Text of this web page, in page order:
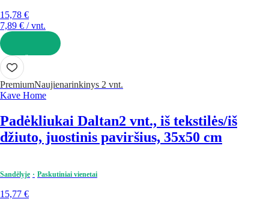
15,78 €
7,89 € / vnt.
Į KREPŠELĮ
PremiumNaujienarinkinys 2 vnt.
Kave Home
Padėkliukai Daltan2 vnt., iš tekstilės/iš
džiuto, juostinis paviršius, 35x50 cm
Sandėlyje Paskutiniai vienetai
15,77 €